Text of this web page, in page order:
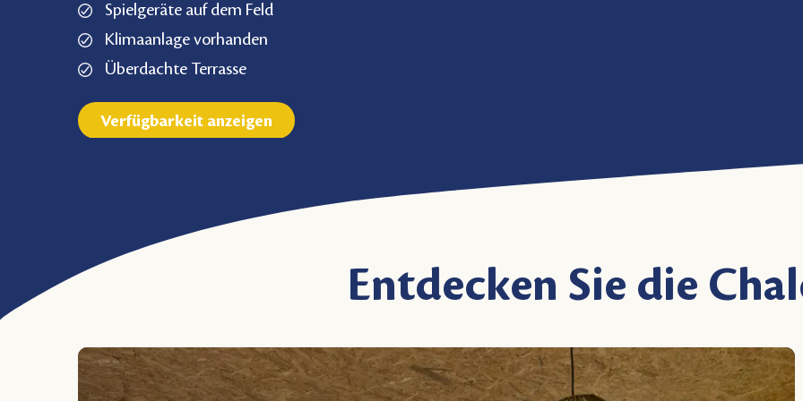
Spielgeräte auf dem Feld
Klimaanlage vorhanden
Überdachte Terrasse
Verfügbarkeit anzeigen
Entdecken Sie die